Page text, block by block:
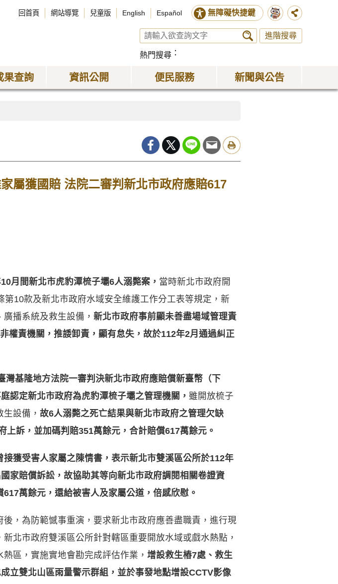
回首頁 網站導覽 兒童版 English Español 無障礙快捷鍵
進階搜尋
熱門搜尋
果查詢 資訊公開 便民服務 新聞與公告
屬獲國賠 法院二審判新北市政府應賠617
10月間新北市虎豹潭梳子壩6人溺斃案， 當時新北市政府開
10款及新北市政府水域安全維護工作分工表等規定，新
播系統及救生設備， 新北市政府事前顯未善盡場域管理責
權責機關，推諉卸責，顯有怠失 ， 故於112年2月通過糾正
灣基隆地方法院一審判決新北市政府應賠償新臺幣（下
認定新北市政府為虎豹潭梳子壩之管理機關， 雖開放梳子
設備， 故6人溺斃之死亡結果與新北市政府之管理欠缺
上訴 ， 並加碼判賠351萬餘元，合計賠償617萬餘元。
獲受害人家屬之陳情書，表示新北市雙溪區公所於112年
家賠償訴訟，故協助其等向新北市政府調閱相關卷證資
617萬餘元，還給被害人及家屬公道，倍感欣慰。
，為防範憾事重演，要求新北市政府應善盡職責，進行現
北市政府雙溪區公所針對轄區重要開放水域或戲水熱點，
區，實施實地會勘完成評估作業， 增設救生樁7處、救生
立雙北山區雨量警示群組，並於事發地點增設CCTV影像